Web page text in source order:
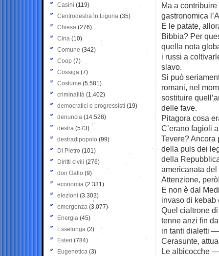
Ma a
gastronomica
E le patate,
Bibbia? Per
quella nota
i russi a
slavo.
Si può
romani, nel
sostituire
delle fave.
Pitagora cosa
C’erano fagioli
Tevere?
della puls dei
della
americanata
Attenzione,
E non è dal
invaso di kebab
Quel cialtrone
tenne anzi fin
in tanti dialetti
Cerasunte,
Le albicocche
Casini (119)
Centrodestra in Liguria (35)
Chiesa (276)
Cina (10)
Comune (342)
Coop (7)
Cossiga (7)
Costume (5.581)
criminalità (1.402)
democratici e progressisti (19)
denuncia (14.528)
destra (573)
destradipopolo (99)
Di Pietro (101)
Diritti civili (276)
don Gallo (9)
economia (2.331)
elezioni (3.303)
emergenza (3.077)
Energia (45)
Esselunga (2)
Esteri (784)
Eugenetica (3)